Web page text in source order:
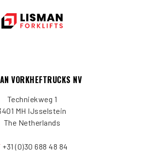
VORKHEFTRUCKS NV
Techniekweg 1
MH IJsselstein
The Netherlands
+31 (0)30 688 48 84